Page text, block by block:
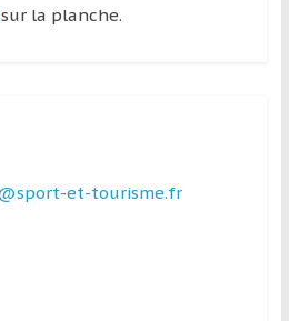
la planche.
et-tourisme.fr